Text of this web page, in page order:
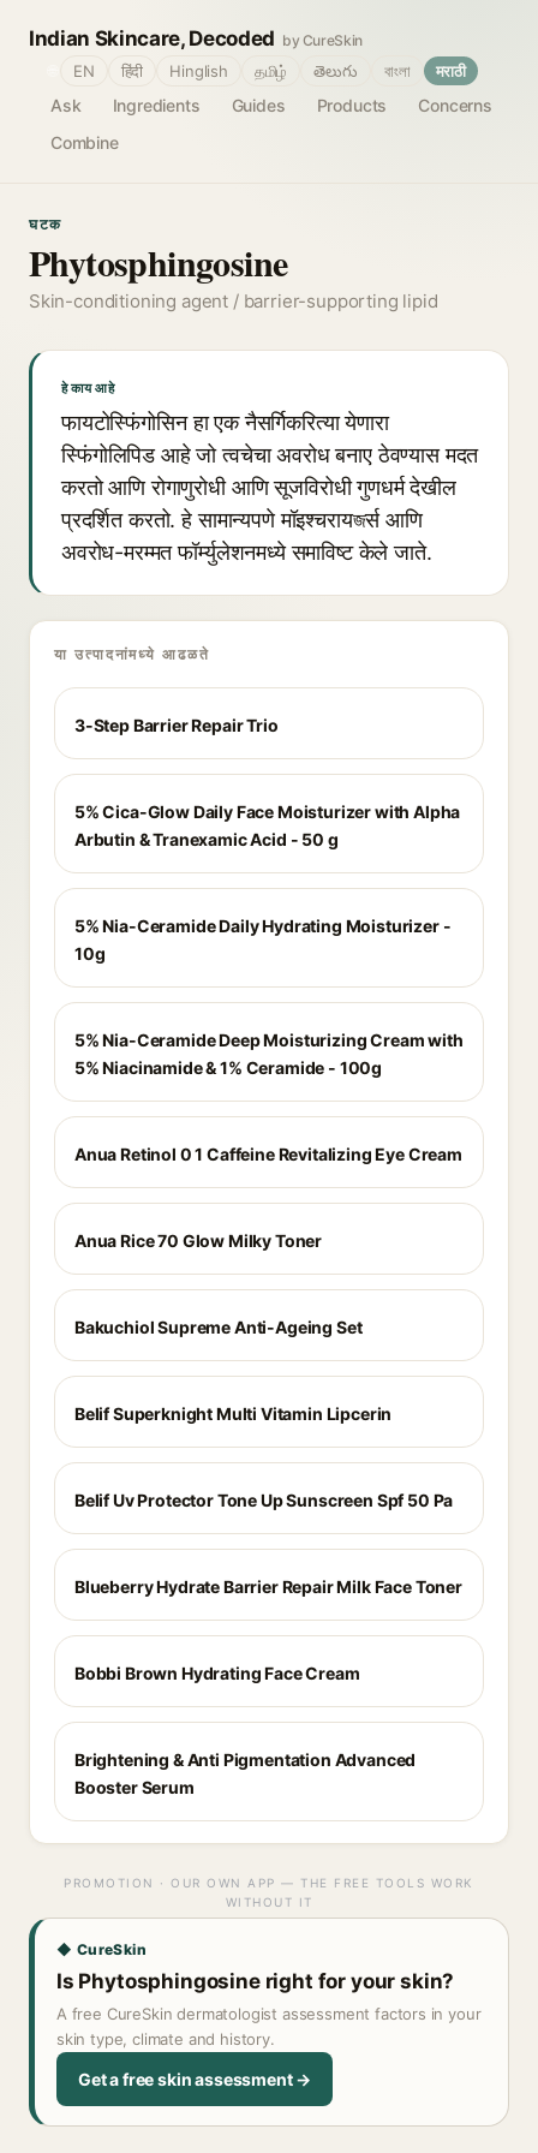
Indian Skincare, Decoded by CureSkin
Ask Ingredients Guides Products
Concerns
Combine
EN हिंदी Hinglish தமிழ் తెలుగు বাংলা मराठी
घटक
Phytosphingosine
Skin-conditioning agent / barrier-supporting lipid
हे काय आहे
फायटोस्फिंगोसिन हा एक नैसर्गिकरित्या येणारा
स्फिंगोलिपिड आहे जो त्वचेचा अवरोध बनाए ठेवण्यास मदत
करतो आणि रोगाणुरोधी आणि सूजविरोधी गुणधर्म देखील
प्रदर्शित करतो. हे सामान्यपणे मॉइश्चरायজर्स आणि
अवरोध-मरम्मत फॉर्म्युलेशनमध्ये समाविष्ट केले जाते.
या उत्पादनांमध्ये आढळते
3-Step Barrier Repair Trio
5% Cica-Glow Daily Face Moisturizer with Alpha
Arbutin & Tranexamic Acid - 50 g
5% Nia-Ceramide Daily Hydrating Moisturizer -
10g
5% Nia-Ceramide Deep Moisturizing Cream with
5% Niacinamide & 1% Ceramide - 100g
Anua Retinol 0 1 Caffeine Revitalizing Eye Cream
Anua Rice 70 Glow Milky Toner
Bakuchiol Supreme Anti-Ageing Set
Belif Superknight Multi Vitamin Lipcerin
Belif Uv Protector Tone Up Sunscreen Spf 50 Pa
Blueberry Hydrate Barrier Repair Milk Face Toner
Bobbi Brown Hydrating Face Cream
Brightening & Anti Pigmentation Advanced
Booster Serum
PROMOTION · OUR OWN APP — THE FREE TOOLS WORK
WITHOUT IT
◆ CureSkin
Is Phytosphingosine right for your skin?
A free CureSkin dermatologist assessment factors in your
skin type, climate and history.
Get a free skin assessment →